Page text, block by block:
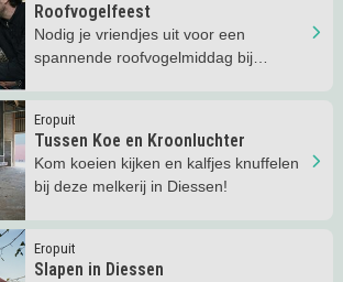
Roofvogelfeest
Nodig je vriendjes uit voor een
spannende roofvogelmiddag bij
Eropuit
Tussen Koe en Kroonluchter
Kom koeien kijken en kalfjes knuffelen
bij deze melkerij in Diessen!
Koe en Kroonluchter
Eropuit
Slapen in Diessen
in Diessen